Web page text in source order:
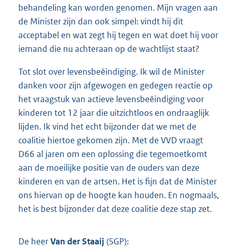
behandeling kan worden genomen. Mijn vragen aan
de Minister zijn dan ook simpel: vindt hij dit
acceptabel en wat zegt hij tegen en wat doet hij voor
iemand die nu achteraan op de wachtlijst staat?
Tot slot over levensbeëindiging. Ik wil de Minister
danken voor zijn afgewogen en gedegen reactie op
het vraagstuk van actieve levensbeëindiging voor
kinderen tot 12 jaar die uitzichtloos en ondraaglijk
lijden. Ik vind het echt bijzonder dat we met de
coalitie hiertoe gekomen zijn. Met de VVD vraagt
D66 al jaren om een oplossing die tegemoetkomt
aan de moeilijke positie van de ouders van deze
kinderen en van de artsen. Het is fijn dat de Minister
ons hiervan op de hoogte kan houden. En nogmaals,
het is best bijzonder dat deze coalitie deze stap zet.
De heerVan der Staaij (SGP):